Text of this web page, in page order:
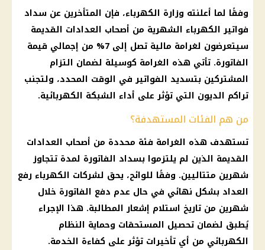
وفقًا لما أعلنته وزارة الكهرباء، فإن المتأخرين عن سداد
فواتير الكهرباء الشهرية من أصحاب العدادات القديمة
سيتعرضون لغرامة مالية تصل إلى 7% من إجمالي قيمة
الفاتورة. تأتي هذه الغرامة كوسيلة لضمان التزام
المشتركين بتسديد الفواتير في الوقت المحدد، ولتجنب
تراكم الديون التي تؤثر على أداء الشبكة الكهربائية.
من هم الفئات المستهدفة؟
تستهدف هذه الغرامة فئة محددة من أصحاب العدادات
القديمة الذين لم يلتزموا بسداد الفاتورة لمدة تتجاوز
شهرين متتاليين. وفقًا للوائح، يحق لشركات الكهرباء رفع
العداد بشكل نهائي في حال عدم دفع الفاتورة خلال
شهرين من تاريخ استلام إشعار المطالبة. هذا الإجراء
يُطبق لضمان تحصيل المستحقات وحماية النظام
الكهربائي من أي تأخيرات تؤثر على كفاءة الخدمة.